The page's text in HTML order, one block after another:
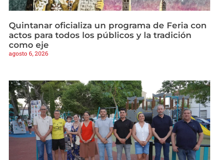
Quintanar oficializa un programa de Feria con
actos para todos los públicos y la tradición
como eje
agosto 6, 2026